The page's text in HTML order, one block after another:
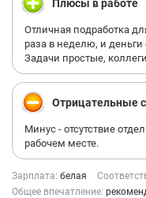
Плюсы в работе
Отличная подработка
раза в неделю, и
Задачи простые,
Отрицательные
Минус - отсутствие
рабочем месте.
Зарплата: белая
Общее впечатление: